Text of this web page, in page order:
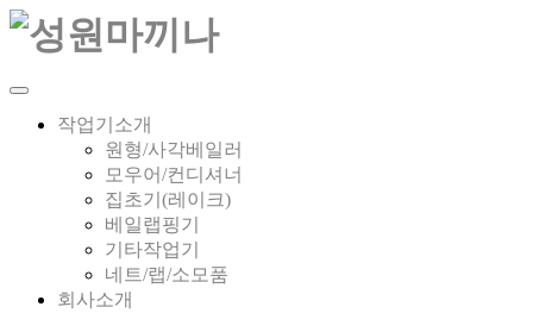
작업기소개
원형/사각베일러
모우어/컨디셔너
집초기(레이크)
베일랩핑기
기타작업기
네트/랩/소모품
회사소개